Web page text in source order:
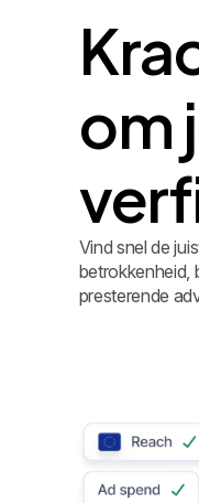
om
Vind snel de
betrokkenheid,
presterende